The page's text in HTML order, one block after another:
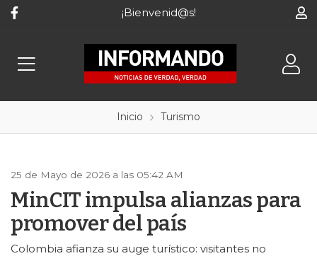
¡Bienvenid@s!
Inicio Turismo
25 de Mayo de 2026 a las 05:42 AM
MinCIT impulsa alianzas para
promover del país
Colombia afianza su auge turístico: visitantes no